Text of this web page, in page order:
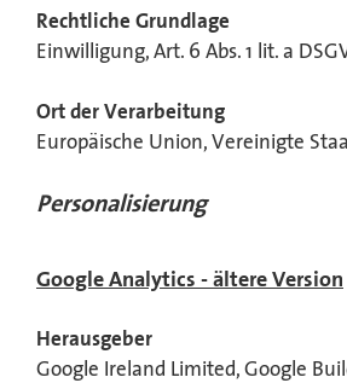
Rechtliche Grundlage
Einwilligung, Art. 6 Abs. 1 lit. a
Ort der Verarbeitung
Europäische Union, Vereinigte
Personalisierung
Google Analytics - ältere Version
Herausgeber
Google Ireland Limited, Google